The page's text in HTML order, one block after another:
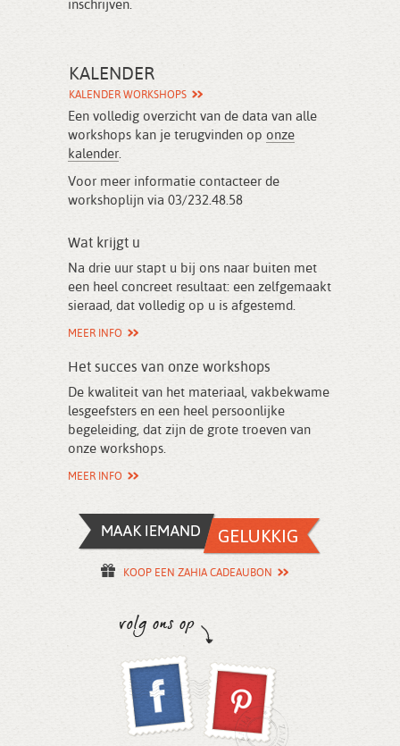
inschrijven.
KALENDER
KALENDER WORKSHOPS
Een volledig overzicht van de data van alle
workshops kan je terugvinden op onze
kalender.
Voor meer informatie contacteer de
workshoplijn via 03/232.48.58
Wat krijgt u
Na drie uur stapt u bij ons naar buiten met
een heel concreet resultaat: een zelfgemaakt
sieraad, dat volledig op u is afgestemd.
MEER INFO
Het succes van onze workshops
De kwaliteit van het materiaal, vakbekwame
lesgeefsters en een heel persoonlijke
begeleiding, dat zijn de grote troeven van
onze workshops.
MEER INFO
KOOP EEN ZAHIA CADEAUBON